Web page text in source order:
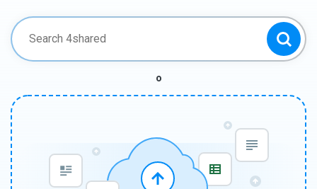
o